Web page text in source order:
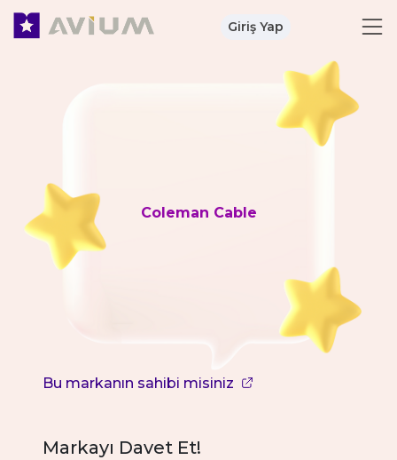
Giriş Yap
Coleman Cable
Bu markanın sahibi misiniz
Markayı Davet Et!